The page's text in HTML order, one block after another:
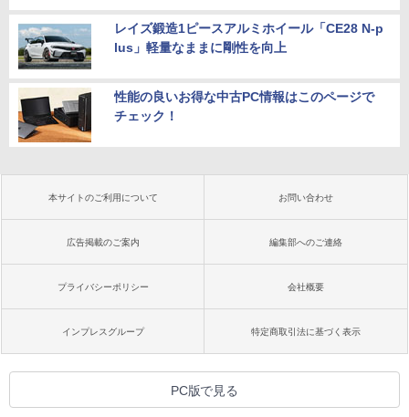
レイズ鍛造1ピースアルミホイール「CE28 N-p
lus」軽量なままに剛性を向上
性能の良いお得な中古PC情報はこのページで
チェック！
本サイトのご利用について お問い合わせ
広告掲載のご案内 編集部へのご連絡
プライバシーポリシー 会社概要
インプレスグループ 特定商取引法に基づく表示
PC版で見る